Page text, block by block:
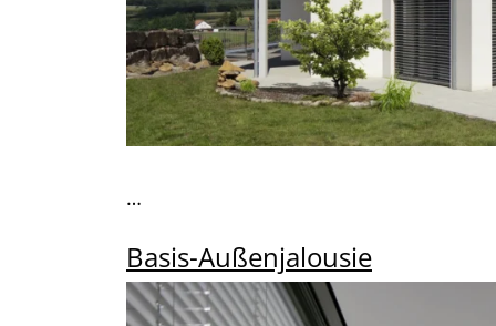
…
Basis-Außenjalousie